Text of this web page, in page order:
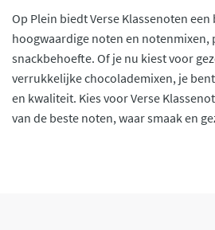
Op Plein biedt Verse Klassenoten
hoogwaardige noten en notenmixen,
snackbehoefte. Of je nu kiest voor
verrukkelijke chocolademixen, je
en kwaliteit. Kies voor Verse
van de beste noten, waar smaak en